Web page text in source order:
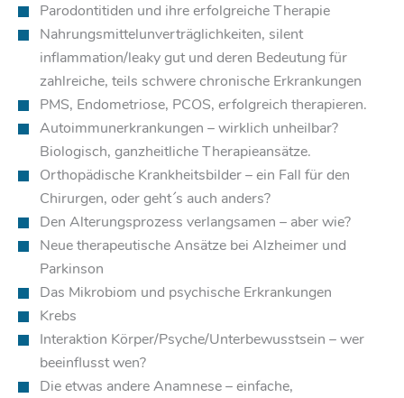
Parodontitiden und ihre erfolgreiche Therapie
Nahrungsmittelunverträglichkeiten, silent
inflammation/leaky gut und deren Bedeutung für
zahlreiche, teils schwere chronische Erkrankungen
PMS, Endometriose, PCOS, erfolgreich therapieren.
Autoimmunerkrankungen – wirklich unheilbar?
Biologisch, ganzheitliche Therapieansätze.
Orthopädische Krankheitsbilder – ein Fall für den
Chirurgen, oder geht´s auch anders?
Den Alterungsprozess verlangsamen – aber wie?
Neue therapeutische Ansätze bei Alzheimer und
Parkinson
Das Mikrobiom und psychische Erkrankungen
Krebs
Interaktion Körper/Psyche/Unterbewusstsein – wer
beeinflusst wen?
Die etwas andere Anamnese – einfache,